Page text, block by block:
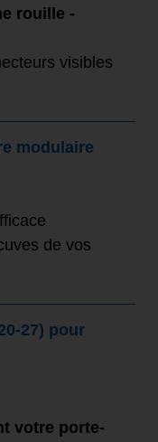
rouille -
visibles
modulaire
de vos
27) pour
votre porte-